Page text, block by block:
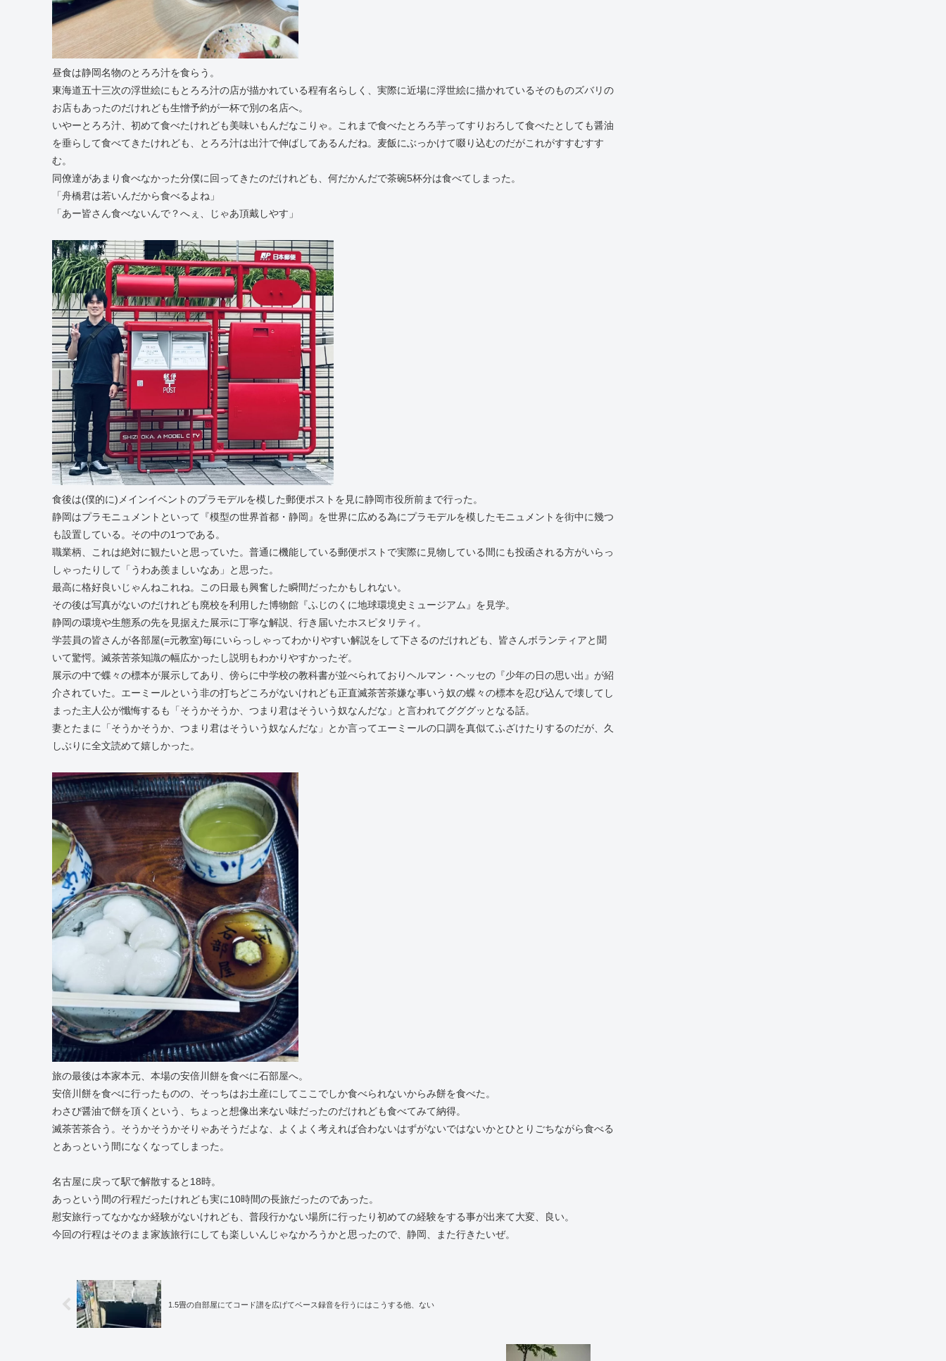
昼食は静岡名物のとろろ汁を食らう。
東海道五十三次の浮世絵にもとろろ汁の店が描かれている程有名らしく、実際に近場に浮世絵に描かれているそのものズバリの
お店もあったのだけれども生憎予約が一杯で別の名店へ。
いやーとろろ汁、初めて食べたけれども美味いもんだなこりゃ。これまで食べたとろろ芋ってすりおろして食べたとしても醤油
を垂らして食べてきたけれども、とろろ汁は出汁で伸ばしてあるんだね。麦飯にぶっかけて啜り込むのだがこれがすすむすす
む。
同僚達があまり食べなかった分僕に回ってきたのだけれども、何だかんだで茶碗5杯分は食べてしまった。
「舟橋君は若いんだから食べるよね」
「あー皆さん食べないんで？へぇ、じゃあ頂戴しやす」
食後は(僕的に)メインイベントのプラモデルを模した郵便ポストを見に静岡市役所前まで行った。
静岡はプラモニュメントといって『模型の世界首都・静岡』を世界に広める為にプラモデルを模したモニュメントを街中に幾つ
も設置している。その中の1つである。
職業柄、これは絶対に観たいと思っていた。普通に機能している郵便ポストで実際に見物している間にも投函される方がいらっ
しゃったりして「うわあ羨ましいなあ」と思った。
最高に格好良いじゃんねこれね。この日最も興奮した瞬間だったかもしれない。
その後は写真がないのだけれども廃校を利用した博物館『ふじのくに地球環境史ミュージアム』を見学。
静岡の環境や生態系の先を見据えた展示に丁寧な解説、行き届いたホスピタリティ。
学芸員の皆さんが各部屋(=元教室)毎にいらっしゃってわかりやすい解説をして下さるのだけれども、皆さんボランティアと聞
いて驚愕。滅茶苦茶知識の幅広かったし説明もわかりやすかったぞ。
展示の中で蝶々の標本が展示してあり、傍らに中学校の教科書が並べられておりヘルマン・ヘッセの『少年の日の思い出』が紹
介されていた。エーミールという非の打ちどころがないけれども正直滅茶苦茶嫌な事いう奴の蝶々の標本を忍び込んで壊してし
まった主人公が懺悔するも「そうかそうか、つまり君はそういう奴なんだな」と言われてグググッとなる話。
妻とたまに「そうかそうか、つまり君はそういう奴なんだな」とか言ってエーミールの口調を真似てふざけたりするのだが、久
しぶりに全文読めて嬉しかった。
旅の最後は本家本元、本場の安倍川餅を食べに石部屋へ。
安倍川餅を食べに行ったものの、そっちはお土産にしてここでしか食べられないからみ餅を食べた。
わさび醤油で餅を頂くという、ちょっと想像出来ない味だったのだけれども食べてみて納得。
滅茶苦茶合う。そうかそうかそりゃあそうだよな、よくよく考えれば合わないはずがないではないかとひとりごちながら食べる
とあっという間になくなってしまった。
名古屋に戻って駅で解散すると18時。
あっという間の行程だったけれども実に10時間の長旅だったのであった。
慰安旅行ってなかなか経験がないけれども、普段行かない場所に行ったり初めての経験をする事が出来て大変、良い。
今回の行程はそのまま家族旅行にしても楽しいんじゃなかろうかと思ったので、静岡、また行きたいぜ。
1.5畳の自部屋にてコード譜を広げてベース録音を行うにはこうする他、ない